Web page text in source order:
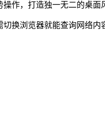
作，打造独一无二的桌面
换浏览器就能查询网络内